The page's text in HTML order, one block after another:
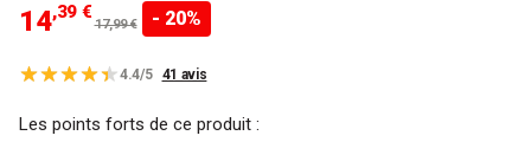
14,39 €
17,99 € - 20%
4.4/5 41 avis
Les points forts de ce produit :